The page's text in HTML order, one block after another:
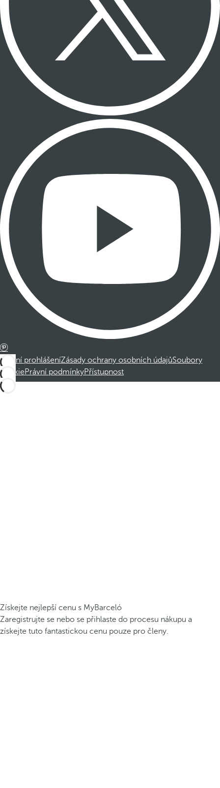
Právní prohlášeníZásady ochrany osobních údajůSoubory
cookiePrávní podmínkyPřístupnost
Získejte nejlepší cenu s MyBarceló
Zaregistrujte se nebo se přihlaste do procesu nákupu a
získejte tuto fantastickou cenu pouze pro členy.